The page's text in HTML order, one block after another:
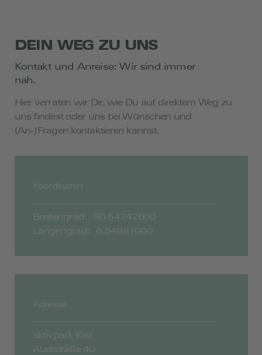
DEIN WEG ZU UNS
Kontakt und Anreise: Wir sind immer
nah.
Hier verraten wir Dir, wie Du auf direktem Weg zu
uns findest oder uns bei Wünschen und
(An-)Fragen kontaktieren kannst.
Koordinaten
Breitengrad: 50.54742000
Längengrad: 6.54987000
Adresse
aktivpark Kall
Auelstraße 40